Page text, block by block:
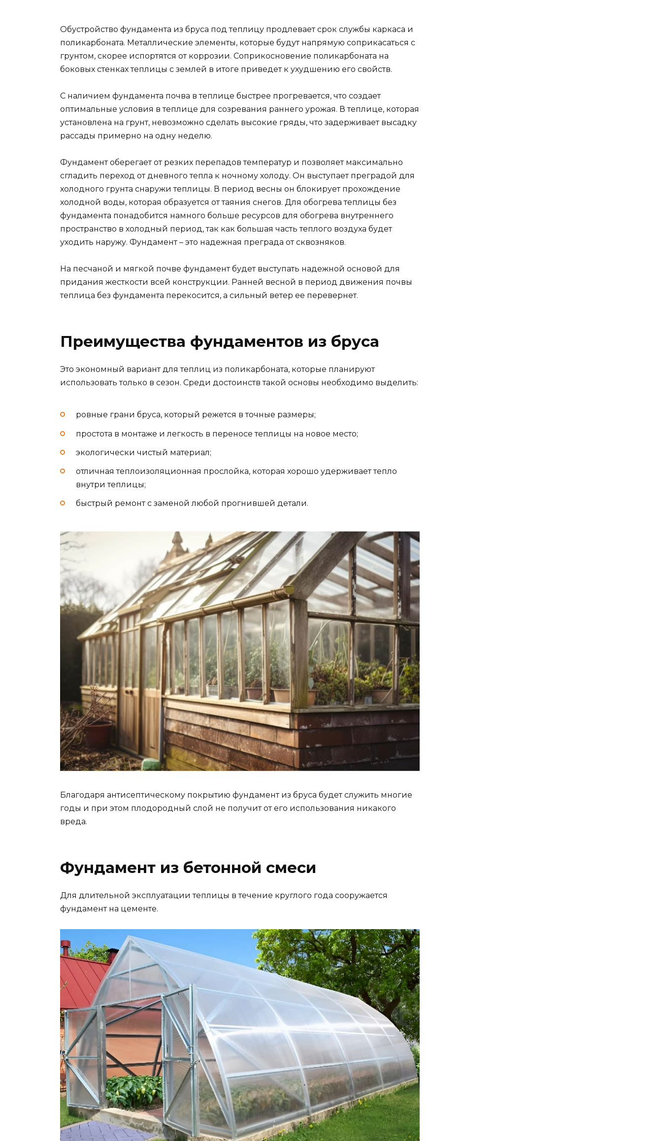
Обустройство фундамента из бруса под теплицу продлевает срок службы каркаса и
поликарбоната. Металлические элементы, которые будут напрямую соприкасаться с
грунтом, скорее испортятся от коррозии. Соприкосновение поликарбоната на
боковых стенках теплицы с землей в итоге приведет к ухудшению его свойств.
С наличием фундамента почва в теплице быстрее прогревается, что создает
оптимальные условия в теплице для созревания раннего урожая. В теплице, которая
установлена на грунт, невозможно сделать высокие гряды, что задерживает высадку
рассады примерно на одну неделю.
Фундамент оберегает от резких перепадов температур и позволяет максимально
сгладить переход от дневного тепла к ночному холоду. Он выступает преградой для
холодного грунта снаружи теплицы. В период весны он блокирует прохождение
холодной воды, которая образуется от таяния снегов. Для обогрева теплицы без
фундамента понадобится намного больше ресурсов для обогрева внутреннего
пространство в холодный период, так как большая часть теплого воздуха будет
уходить наружу. Фундамент – это надежная преграда от сквозняков.
На песчаной и мягкой почве фундамент будет выступать надежной основой для
придания жесткости всей конструкции. Ранней весной в период движения почвы
теплица без фундамента перекосится, а сильный ветер ее перевернет.
Преимущества фундаментов из бруса
Это экономный вариант для теплиц из поликарбоната, которые планируют
использовать только в сезон. Среди достоинств такой основы необходимо выделить:
ровные грани бруса, который режется в точные размеры;
простота в монтаже и легкость в переносе теплицы на новое место;
экологически чистый материал;
отличная теплоизоляционная прослойка, которая хорошо удерживает тепло
внутри теплицы;
быстрый ремонт с заменой любой прогнившей детали.
Благодаря антисептическому покрытию фундамент из бруса будет служить многие
годы и при этом плодородный слой не получит от его использования никакого
вреда.
Фундамент из бетонной смеси
Для длительной эксплуатации теплицы в течение круглого года сооружается
фундамент на цементе.